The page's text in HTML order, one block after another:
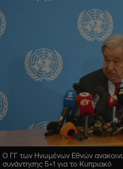
Ο ΓΓ των Ηνωμένων Εθνών
συνάντησης 5+1 για το Κυπριακό